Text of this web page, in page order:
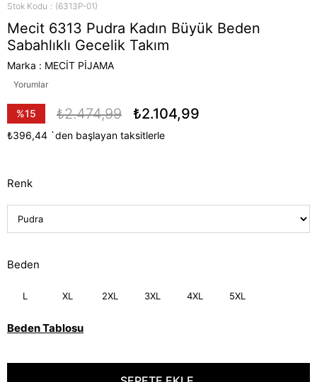
Stok Kodu (6313P-01)
Mecit 6313 Pudra Kadın Büyük Beden
Sabahlıklı Gecelik Takım
Marka : MECİT PİJAMA
Yorumlar
%15
İndirim
₺2.474,99 ₺2.104,99
₺396,44 `den başlayan taksitlerle
Renk
Beden
L XL 2XL 3XL 4XL 5XL
Beden Tablosu